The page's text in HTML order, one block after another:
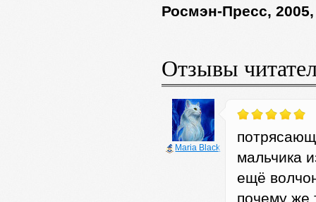
Росмэн-Пресс,
Отзывы
Maria Black
мальчика
ещё
почему же